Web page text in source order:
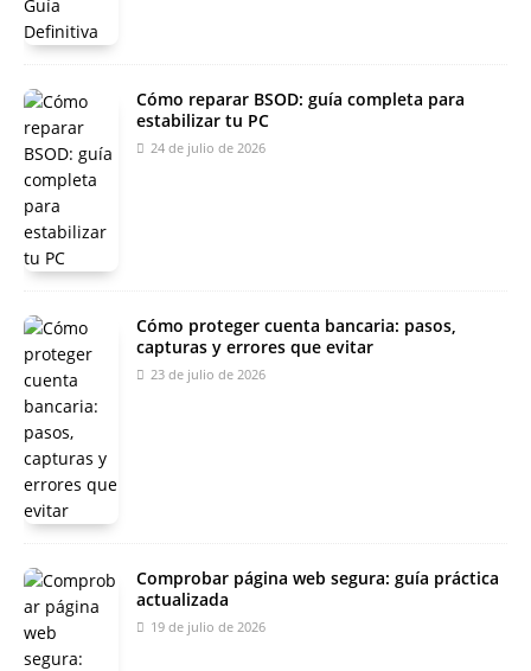
Cómo reparar BSOD: guía completa para
estabilizar tu PC
24 de julio de 2026
Cómo proteger cuenta bancaria: pasos,
capturas y errores que evitar
23 de julio de 2026
Comprobar página web segura: guía práctica
actualizada
19 de julio de 2026